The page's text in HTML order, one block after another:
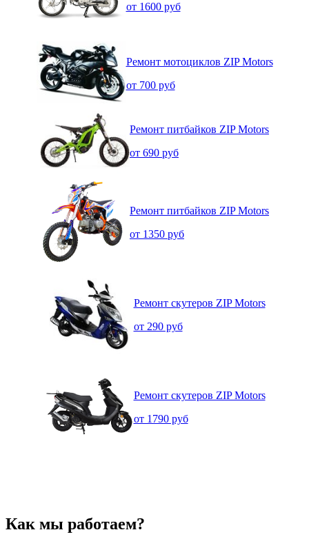
от 1600 руб
Ремонт мотоциклов ZIP Motors
от 700 руб
Ремонт питбайков ZIP Motors
от 690 руб
Ремонт питбайков ZIP Motors
от 1350 руб
Ремонт скутеров ZIP Motors
от 290 руб
Ремонт скутеров ZIP Motors
от 1790 руб
Как мы работаем?